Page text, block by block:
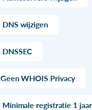
DNS wijzigen
DNSSEC
Geen WHOIS Privacy
Minimale registratie 1 jaar